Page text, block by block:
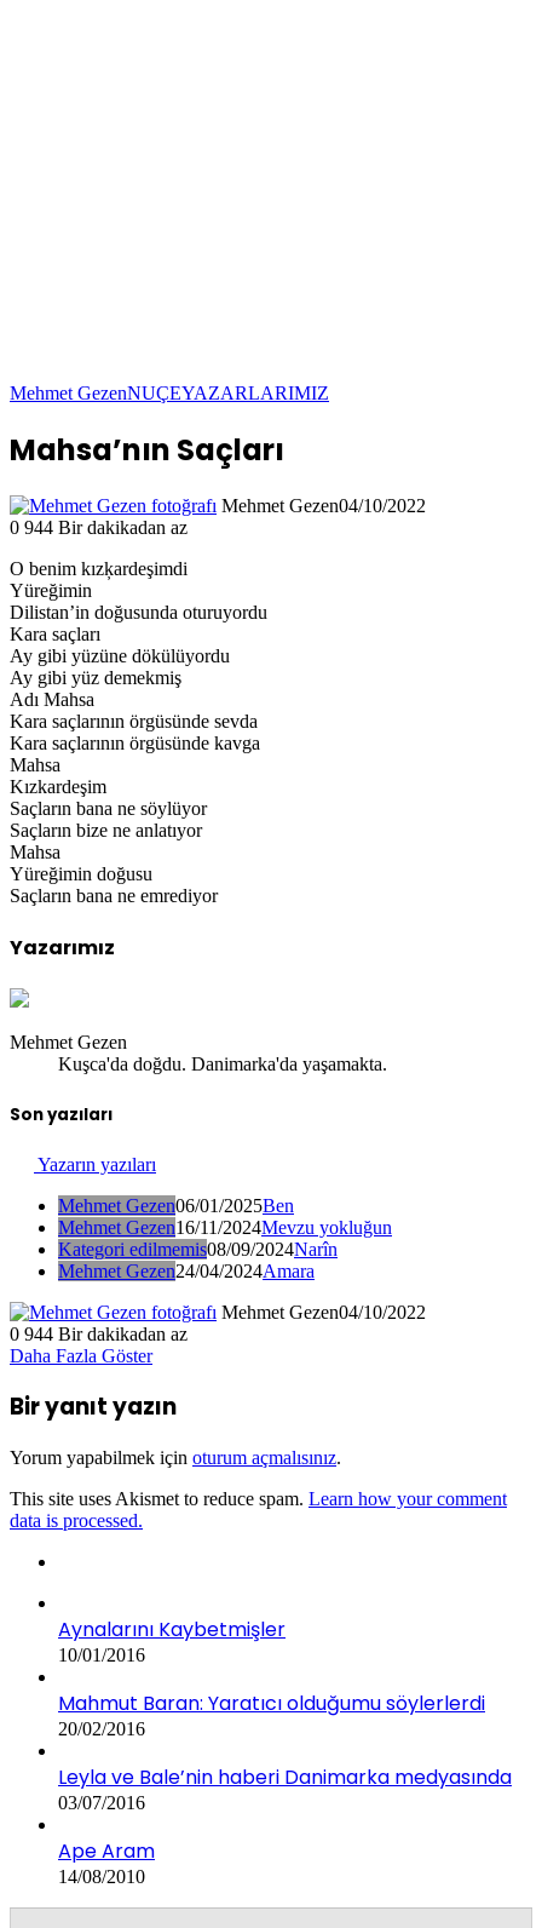
Mehmet GezenNUÇEYAZARLARIMIZ
Mahsa’nın Saçları
Mehmet Gezen04/10/2022
0 944 Bir dakikadan az
O benim kızķardeşimdi
Yüreğimin
Dilistan’in doğusunda oturuyordu
Kara saçları
Ay gibi yüzüne dökülüyordu
Ay gibi yüz demekmiş
Adı Mahsa
Kara saçlarının örgüsünde sevda
Kara saçlarının örgüsünde kavga
Mahsa
Kızkardeşim
Saçların bana ne söylüyor
Saçların bize ne anlatıyor
Mahsa
Yüreğimin doğusu
Saçların bana ne emrediyor
Yazarımız
Mehmet Gezen
Kuşca'da doğdu. Danimarka'da yaşamakta.
Son yazıları
Yazarın yazıları
Mehmet Gezen06/01/2025Ben
Mehmet Gezen16/11/2024Mevzu yokluğun
Kategori edilmemis08/09/2024Narîn
Mehmet Gezen24/04/2024Amara
Mehmet Gezen04/10/2022
0 944 Bir dakikadan az
Daha Fazla Göster
Bir yanıt yazın
Yorum yapabilmek için oturum açmalısınız.
This site uses Akismet to reduce spam. Learn how your comment
data is processed.
Aynalarını Kaybetmişler
10/01/2016
Mahmut Baran: Yaratıcı olduğumu söylerlerdi
20/02/2016
Leyla ve Bale’nin haberi Danimarka medyasında
03/07/2016
Ape Aram
14/08/2010